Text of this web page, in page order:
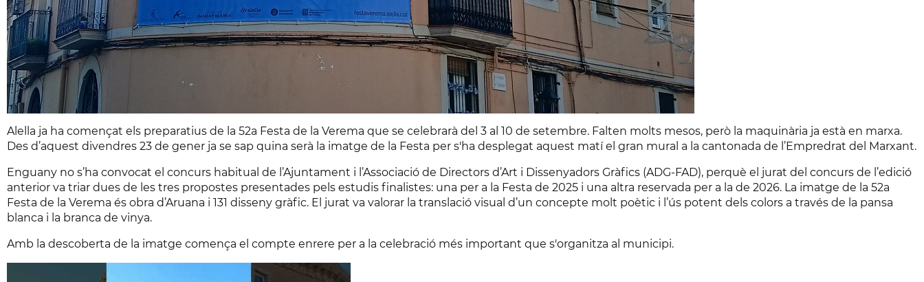
Alella ja ha començat els preparatius de la 52a Festa de la Verema que se celebrarà del 3 al 10 de setembre. Falten molts mesos, però la maquinària ja està en marxa.
Des d’aquest divendres 23 de gener ja se sap quina serà la imatge de la Festa per s'ha desplegat aquest matí el gran mural a la cantonada de l’Empredrat del Marxant.
Enguany no s’ha convocat el concurs habitual de l’Ajuntament i l’Associació de Directors d’Art i Dissenyadors Gràfics (ADG-FAD), perquè el jurat del concurs de l’edició
anterior va triar dues de les tres propostes presentades pels estudis finalistes: una per a la Festa de 2025 i una altra reservada per a la de 2026. La imatge de la 52a
Festa de la Verema és obra d’Aruana i 131 disseny gràfic. El jurat va valorar la translació visual d’un concepte molt poètic i l’ús potent dels colors a través de la pansa
blanca i la branca de vinya.
Amb la descoberta de la imatge comença el compte enrere per a la celebració més important que s'organitza al municipi.